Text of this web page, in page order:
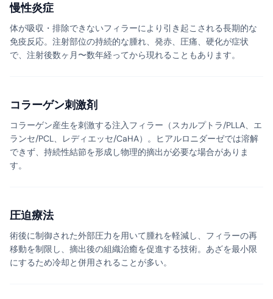
慢性炎症
体が吸収・排除できないフィラーにより引き起こされる長期的な
免疫反応。注射部位の持続的な腫れ、発赤、圧痛、硬化が症状
で、注射後数ヶ月〜数年経ってから現れることもあります。
コラーゲン刺激剤
コラーゲン産生を刺激する注入フィラー（スカルプトラ/PLLA、エ
ランセ/PCL、レディエッセ/CaHA）。ヒアルロニダーゼでは溶解
できず、持続性結節を形成し物理的摘出が必要な場合がありま
す。
圧迫療法
術後に制御された外部圧力を用いて腫れを軽減し、フィラーの再
移動を制限し、摘出後の組織治癒を促進する技術。あざを最小限
にするため冷却と併用されることが多い。